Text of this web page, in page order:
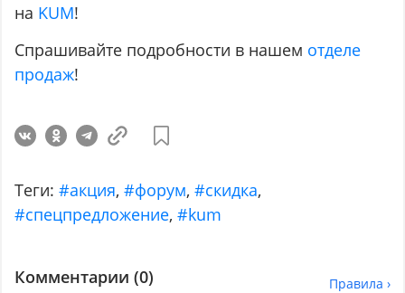
на KUM!
Спрашивайте подробности в нашем отделе
продаж!
Теги: #акция,#форум,#скидка,
#спецпредложение,#kum
Комментарии (0) Правила ›